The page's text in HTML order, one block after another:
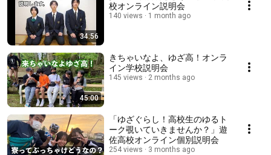
34:56
校オンライン説明会
140 views 1 month ago
45:00
きちゃいなよ、ゆざ高！オンラ
イン学校説明会
145 views 2 months ago
「ゆざぐらし！高校生のゆるト
ーク覗いていきませんか？」遊
佐高校オンライン個別説明会
254 views 3 months ago